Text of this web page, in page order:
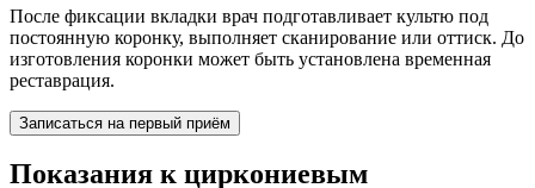
После фиксации вкладки врач подготавливает культю под
постоянную коронку, выполняет сканирование или оттиск. До
изготовления коронки может быть установлена временная
реставрация.
Записаться на первый приём
Показания к циркониевым